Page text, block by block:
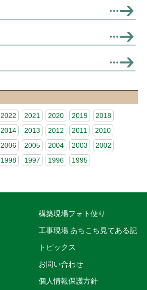
2022 2021 2020 2019
2018
2014 2013 2012 2011
2010
2006 2005 2004 2003
2002
1998 1997 1996 1995
構築現場フォト便り
工事現場 あちこち見てある記
トピックス
お問い合わせ
個人情報保護方針